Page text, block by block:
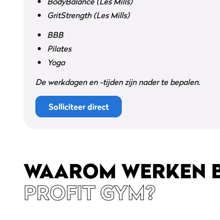
GritStrength (Les Mills)
BBB
Pilates
Yoga
De werkdagen en -tijden zijn nader te bepalen.
Solliciteer direct
WAAROM WERKEN
PROFIT GYM?